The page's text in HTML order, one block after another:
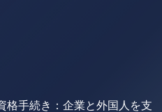
格手続き：企業と外国人を支